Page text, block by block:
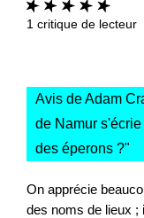
1 critique de lecteur
Avis de Adam
de Namur
des éperons ?"
On apprécie
des noms de lieux ;